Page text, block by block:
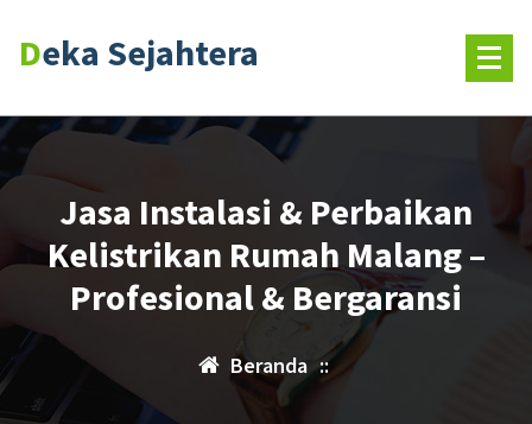
kontenDeka Sejahtera
Jasa Instalasi & Perbaikan
Kelistrikan Rumah Malang –
Profesional & Bergaransi
Beranda ::